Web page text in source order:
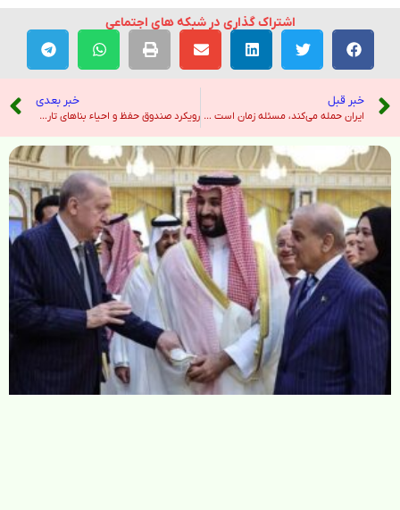
اشتراک گذاری در شبکه های اجتماعی
خبر قبل
ایران حمله می‌کند، مسئله زمان است – رادیو فردا
خبر بعدی
رویکرد صندوق حفظ و احیاء بناهای تاریخی جذب سرمایه گذار است – خبرگزاری ایرنا